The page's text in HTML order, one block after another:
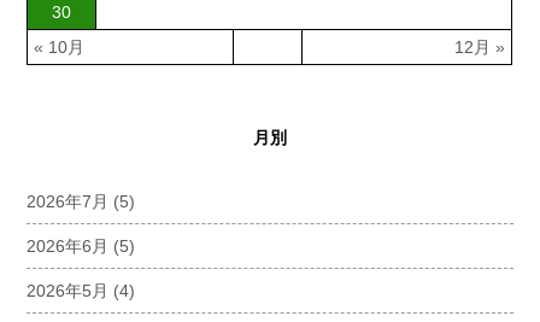
« 10月 12月 »
30
月別
2026年7月 (5)
2026年6月 (5)
2026年5月 (4)